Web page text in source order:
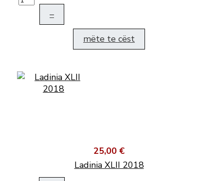
–
mëte te cëst
25,00 €
Ladinia XLII 2018